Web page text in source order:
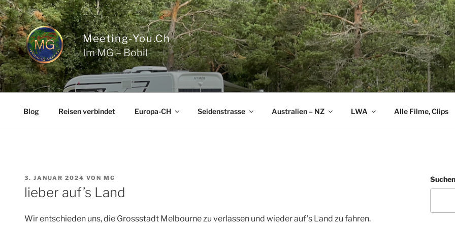
Zum
Inhalt
springen
Meeting-You.ch
Im MG – Bobil
Blog Reisen verbindet Europa-CH Seidenstrasse Australien – NZ LWA Alle Filme, Clips
VERÖFFENTLICHT
AM
3. JANUAR 2024 VON MG
lieber auf’s Land
Wir entschieden uns, die Grossstadt Melbourne zu verlassen und wieder auf’s Land zu fahren.
Suchen